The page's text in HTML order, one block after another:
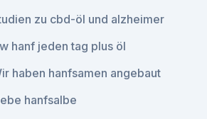
zu cbd-öl und alzheimer
hanf jeden tag plus öl
haben hanfsamen angebaut
hanfsalbe